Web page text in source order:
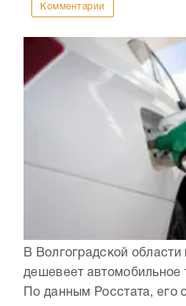
Комментарии
В Волгоградской
дешевеет автомобильное
По данным Росстата, его